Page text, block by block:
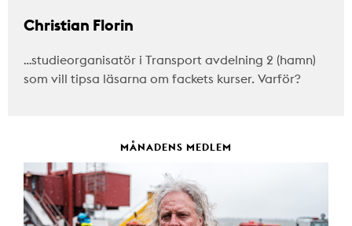
Christian Florin
…studieorganisatör i Transport avdelning 2 (hamn)
som vill tipsa läsarna om fackets kurser. Varför?
MÅNADENS MEDLEM